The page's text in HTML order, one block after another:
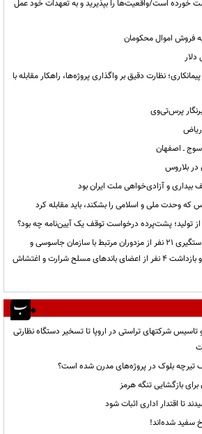
خورده است/واقعیت‌ها را بپذیرید و به تعهدات خود عمل
به فروش اموال محکومان
دلار
نظارت دقیق بر واگذاری پروژه‌ها، راهکار مقابله با
پرس‌تی‌وی
ریاض
در بلاروس
و آزادی‌خواهی ملت ایران بود
که وحدت ملی و اسلامی را بشکند، باید مقابله کرد
از تولید؛ پشت‌پرده درخواست توقف یک آیین‌نامه چه بود؟
وزارت اطلاعات: شناسایی و دستگیری ۲۱ نفر از مزدوران مرتبط با سازمان جاسوسی و
تروریستی رژیم صهیونیستی و بازداشت ۴ نفر از اعضای باندهای مسلح شرارت و اغتشاش
تاسیس شرکتهای تراستی در اروپا تا تسخیر دستگاه نظارتی
تیرچه بلوک در پروژه‌های مدرن شده است؟
بازگشایی تنگه هرمز
تا اقتدار اداری اثبات شود
سفید شده‌اند!